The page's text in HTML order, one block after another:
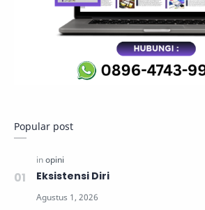
Popular post
Eksistensi Diri